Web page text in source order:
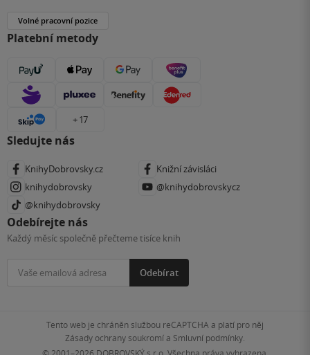
Volné pracovní pozice
Platební metody
+ 17
Sledujte nás
KnihyDobrovsky.cz
Knižní závisláci
knihydobrovsky
@knihydobrovskycz
@knihydobrovsky
Odebírejte nás
Každý měsíc společně přečteme tisíce knih
Odebírat
Tento web je chráněn službou reCAPTCHA a platí pro něj
Zásady ochrany soukromía Smluvní podmínky